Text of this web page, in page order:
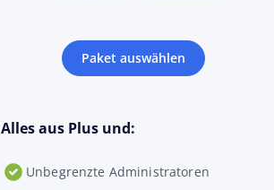
Paket auswählen
Alles aus Plus und:
Unbegrenzte Administratoren